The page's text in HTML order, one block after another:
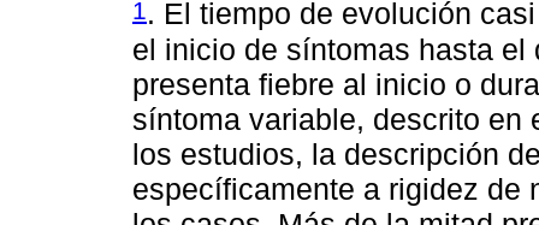
1 . El tiempo de evolución
el inicio de síntomas hasta
presenta fiebre al inicio o
síntoma variable, descrito en
los estudios, la descripción
específicamente a rigidez de